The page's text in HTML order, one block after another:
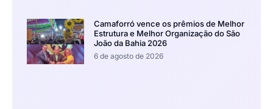
Camaforró vence os prêmios de Melhor
Estrutura e Melhor Organização do São
João da Bahia 2026
6 de agosto de 2026